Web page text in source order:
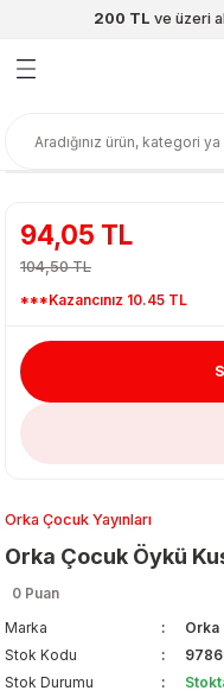
200 TL ve üzeri
Geri
Geri
Geri
Geri
Geri
Geri
Orka Çocuk Yayınları
Orka Çocuk Öykü
0 Puan
Marka
Orka
Stok Kodu
Stok Durumu
94,05 TL
104,50 TL
***Kazancınız 10.45 TL